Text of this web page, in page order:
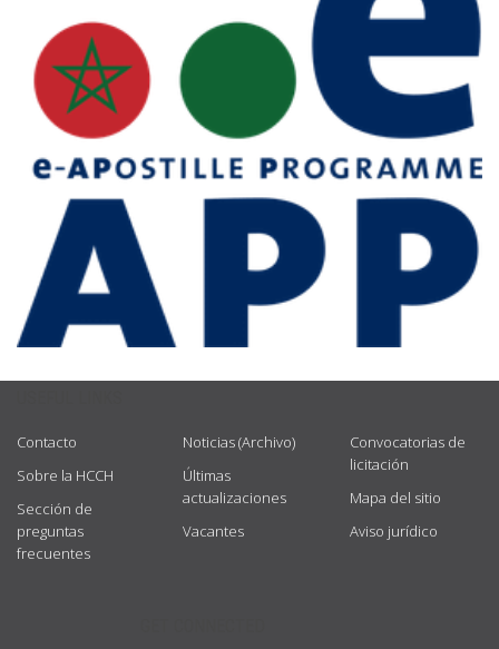
Contacto
Sobre la HCCH
Sección de
preguntas
frecuentes
Noticias (Archivo)
Últimas
actualizaciones
Vacantes
Convocatorias de
licitación
Mapa del sitio
Aviso jurídico